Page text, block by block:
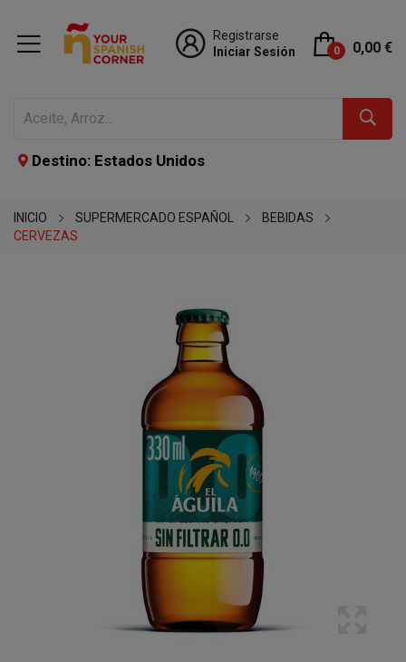
Registrarse
Iniciar Sesión
0 0,00 €
Destino: Estados Unidos
INICIO SUPERMERCADO ESPAÑOL
BEBIDAS
CERVEZAS